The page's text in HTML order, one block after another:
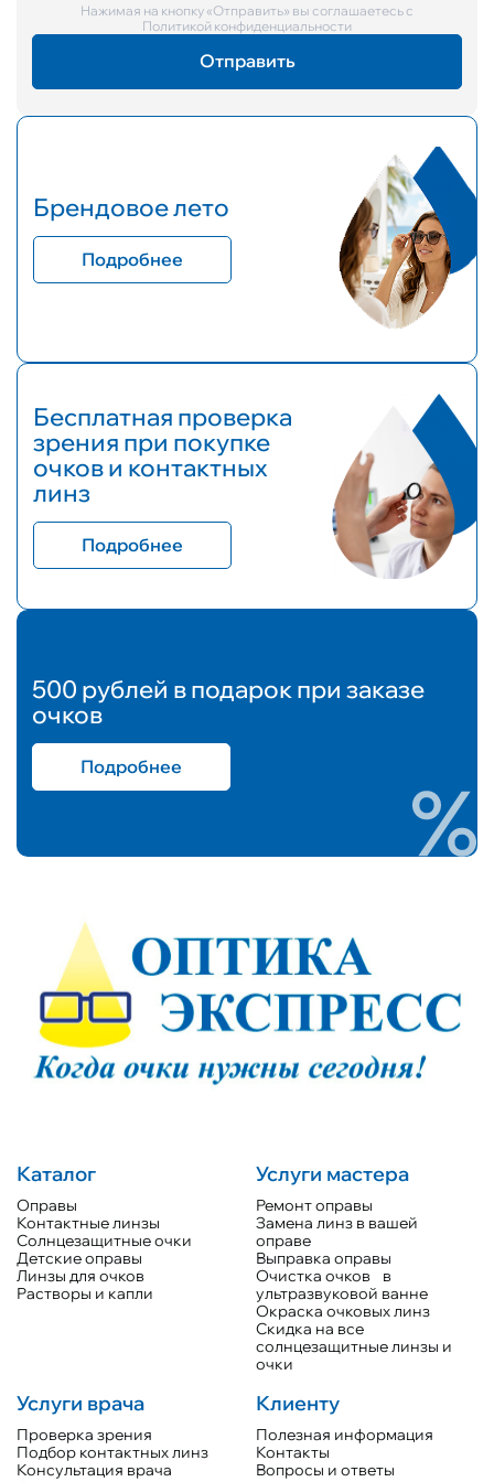
Нажимая на кнопку «Отправить» вы соглашаетесь с
Политикой конфиденциальности
Брендовое лето
Подробнее
Бесплатная проверка
зрения при покупке
очков и контактных
линз
Подробнее
500 рублей в подарок при заказе
очков
Подробнее
Каталог
Оправы
Контактные линзы
Солнцезащитные очки
Детские оправы
Линзы для очков
Растворы и капли
Услуги мастера
Ремонт оправы
Замена линз в вашей
оправе
Выправка оправы
Очистка очков в
ультразвуковой ванне
Окраска очковых линз
Скидка на все
солнцезащитные линзы и
очки
Услуги врача
Проверка зрения
Подбор контактных линз
Консультация врача
Клиенту
Полезная информация
Контакты
Вопросы и ответы